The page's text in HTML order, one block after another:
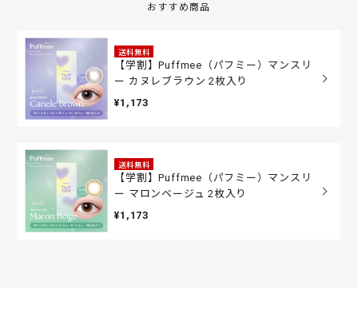
おすすめ商品
送料無料
【学割】Puffmee（パフミー）マンスリ
ー カヌレブラウン 2枚入り
¥1,173
送料無料
【学割】Puffmee（パフミー）マンスリ
ー マロンベージュ 2枚入り
¥1,173